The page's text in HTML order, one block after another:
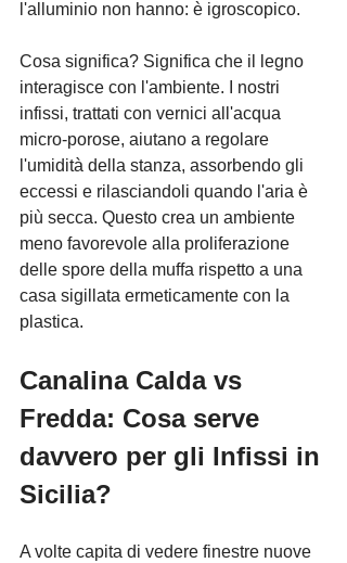
l'alluminio non hanno: è igroscopico.
Cosa significa? Significa che il legno
interagisce con l'ambiente. I nostri
infissi, trattati con vernici all'acqua
micro-porose, aiutano a regolare
l'umidità della stanza, assorbendo gli
eccessi e rilasciandoli quando l'aria è
più secca. Questo crea un ambiente
meno favorevole alla proliferazione
delle spore della muffa rispetto a una
casa sigillata ermeticamente con la
plastica.
Canalina Calda vs
Fredda: Cosa serve
davvero per gli Infissi in
Sicilia?
A volte capita di vedere finestre nuove